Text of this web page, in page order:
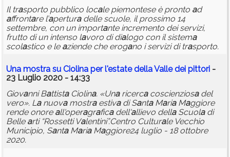
Il trasporto pubblico locale piemontese è pronto ad
affrontare l’aperturadelle scuole, il prossimo 14
settembre, con un importante incremento dei servizi,
frutto di un intenso lavoro di dialogo con il sistema
scolastico e le aziende che erogano i servizi di trasporto.
Una mostra su Ciolina per l'estate dellaValle dei pittori -
23 Luglio 2020 - 14:33
Giovanni BattistaCiolina. «Unaricercacoscienziosadel
vero». Lanuovamostraestivadi SantaMariaMaggiore
rende onore all'operagraficadell'allievo dellaScuoladi
Belle arti “Rossetti Valentini”.Centro Culturale Vecchio
Municipio, SantaMariaMaggiore24 luglio - 18 ottobre
2020.